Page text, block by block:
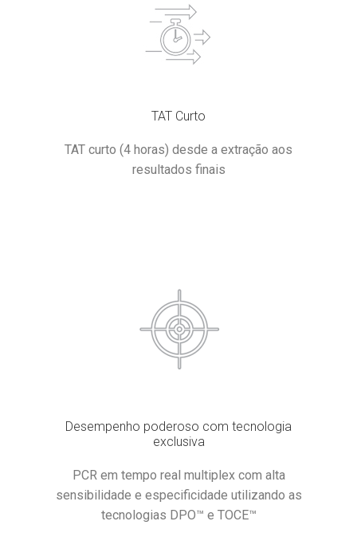
TAT Curto
TAT curto (4 horas) desde a extração aos
resultados finais
Desempenho poderoso com tecnologia
exclusiva
PCR em tempo real multiplex com alta
sensibilidade e especificidade utilizando as
tecnologias DPO™ e TOCE™